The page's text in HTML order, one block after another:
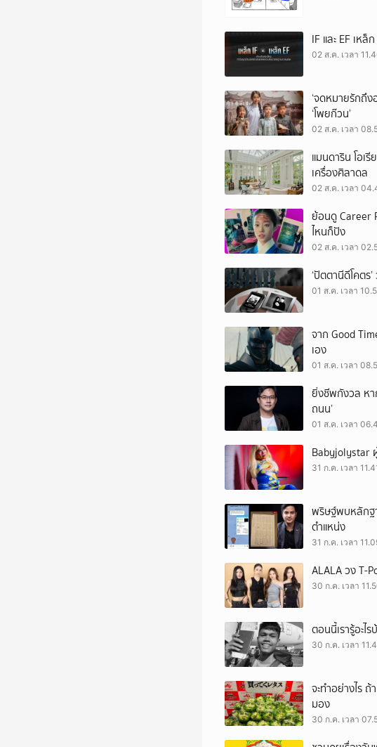
IF และ EF เห
02 ส.ค. เวลา
‘จดหมายรักถึง
‘โพยก๊วน’
02 ส.ค. เวลา
แมนดาริน โอเ
เครื่องศิลาดล
02 ส.ค. เวลา
ย้อนดู Career
ไหนก็ปัง
02 ส.ค. เวลา
‘ปัตตานีดีโคต
01 ส.ค. เวลา
จาก Good
เอง
01 ส.ค. เวลา
ยิ่งชีพกังวล หา
ถนน’
01 ส.ค. เวลา
Babyjolystar
31 ก.ค. เวลา
พริษฐ์พบหลักฐ
ตำแหน่ง
31 ก.ค. เวลา
ALALA วง T-
30 ก.ค. เวลา
ตอนนี้เรารู้อะไ
30 ก.ค. เวลา
จะทำอย่างไร
มอง
30 ก.ค. เวลา